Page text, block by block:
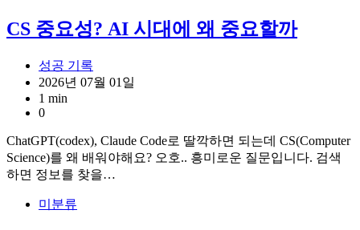
CS 중요성? AI 시대에 왜 중요할까
성공 기록
2026년 07월 01일
1 min
0
ChatGPT(codex), Claude Code로 딸깍하면 되는데 CS(Computer
Science)를 왜 배워야해요? 오호.. 흥미로운 질문입니다. 검색
하면 정보를 찾을…
미분류